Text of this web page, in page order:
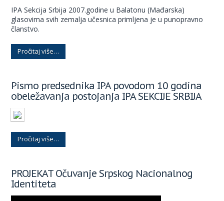
IPA Sekcija Srbija 2007.godine u Balatonu (Mađarska)
glasovima svih zemalja učesnica primljena je u punopravno
članstvo.
Pročitaj više…
Pismo predsednika IPA povodom 10 godina
obeležavanja postojanja IPA SEKCIJE SRBIJA
Pročitaj više…
PROJEKAT Očuvanje Srpskog Nacionalnog
Identiteta